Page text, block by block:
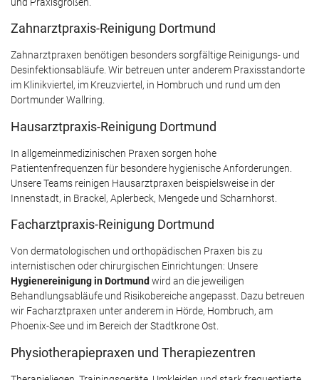
Zahnarztpraxis-Reinigung Dortmund
Zahnarztpraxen benötigen besonders sorgfältige Reinigungs- und
Desinfektionsabläufe. Wir betreuen unter anderem Praxisstandorte
im Klinikviertel, im Kreuzviertel, in Hombruch und rund um den
Dortmunder Wallring.
Hausarztpraxis-Reinigung Dortmund
In allgemeinmedizinischen Praxen sorgen hohe
Patientenfrequenzen für besondere hygienische Anforderungen.
Unsere Teams reinigen Hausarztpraxen beispielsweise in der
Innenstadt, in Brackel, Aplerbeck, Mengede und Scharnhorst.
Facharztpraxis-Reinigung Dortmund
Von dermatologischen und orthopädischen Praxen bis zu
internistischen oder chirurgischen Einrichtungen: Unsere
Hygienereinigung in Dortmund wird an die jeweiligen
Behandlungsabläufe und Risikobereiche angepasst. Dazu betreuen
wir Facharztpraxen unter anderem in Hörde, Hombruch, am
Phoenix-See und im Bereich der Stadtkrone Ost.
Physiotherapiepraxen und Therapiezentren